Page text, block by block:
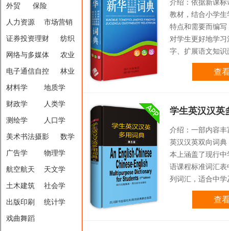
外贸 保险
人力资源 市场营销
证券投资理财 纺织
网络与多媒体 农业
电子通信自控 林业
材料学 地质学
财政学 人类学
测绘学 人口学
美术书法摄影 数学
广告学 物理学
航空航天 天文学
土木建筑 社会学
出版印刷 统计学
戏曲舞蹈
介绍：依据新课标
教材，结合小学生
特点和需要而编写
对学生更好地学习
字、扩展语文知识
供帮助。
查
学生英汉汉英
介绍：一部内容丰
英汉汉英双向词典
本上涵盖了现行中
语课程标准词汇表
列词汇，适合中学
度相当的读者学
查